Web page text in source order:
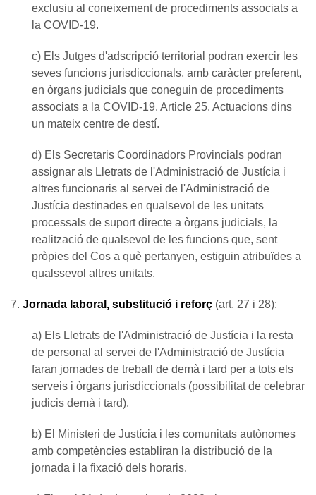
exclusiu al coneixement de procediments associats a
la COVID-19.
c) Els Jutges d'adscripció territorial podran exercir les
seves funcions jurisdiccionals, amb caràcter preferent,
en òrgans judicials que coneguin de procediments
associats a la COVID-19. Article 25. Actuacions dins
un mateix centre de destí.
d) Els Secretaris Coordinadors Provincials podran
assignar als Lletrats de l'Administració de Justícia i
altres funcionaris al servei de l'Administració de
Justícia destinades en qualsevol de les unitats
processals de suport directe a òrgans judicials, la
realització de qualsevol de les funcions que, sent
pròpies del Cos a què pertanyen, estiguin atribuïdes a
qualssevol altres unitats.
7. Jornada laboral, substitució i reforç (art. 27 i 28):
a) Els Lletrats de l'Administració de Justícia i la resta
de personal al servei de l'Administració de Justícia
faran jornades de treball de demà i tard per a tots els
serveis i òrgans jurisdiccionals (possibilitat de celebrar
judicis demà i tard).
b) El Ministeri de Justícia i les comunitats autònomes
amb competències establiran la distribució de la
jornada i la fixació dels horaris.